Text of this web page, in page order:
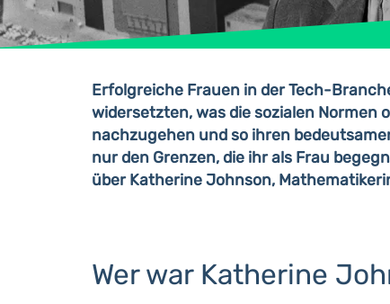
Erfolgreiche Frauen in der Tech-
widersetzten, was die sozialen Normen
nachzugehen und so ihren
nur den Grenzen, die ihr als Frau
über Katherine Johnson,
Wer war Katherine